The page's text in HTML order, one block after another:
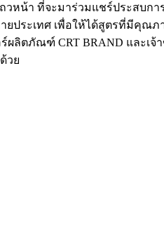
หน้า ที่จะมาร่วมแชร์ประสบกา
ยประเทศ เพื่อให้ได้สูตรที่มีคุ
ผลิตภัณฑ์ CRT BRAND และ
วย